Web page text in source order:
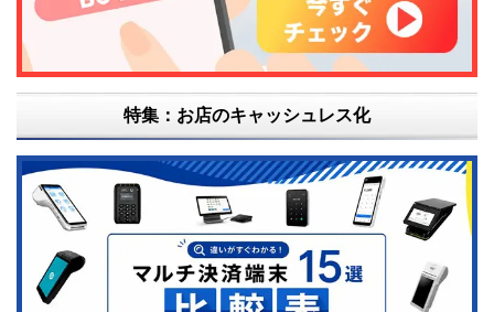
特集：お店のキャッシュレス化